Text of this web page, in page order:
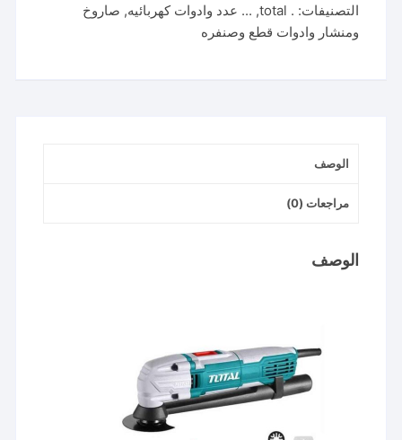
العفريت
توتال
التصنيفات: . total
, ... عدد وادوات كهربائيه, صاروخ
ومنشار وادوات قطع وصنفره
الوصف
مراجعات (0)
الوصف